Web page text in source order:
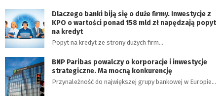
Dlaczego banki biją się o duże firmy. Inwestycje z
KPO o wartości ponad 158 mld zł napędzają popyt
na kredyt
Popyt na kredyt ze strony dużych firm…
BNP Paribas powalczy o korporacje i inwestycje
strategiczne. Ma mocną konkurencję
Przynależność do największej grupy bankowej w Europie…